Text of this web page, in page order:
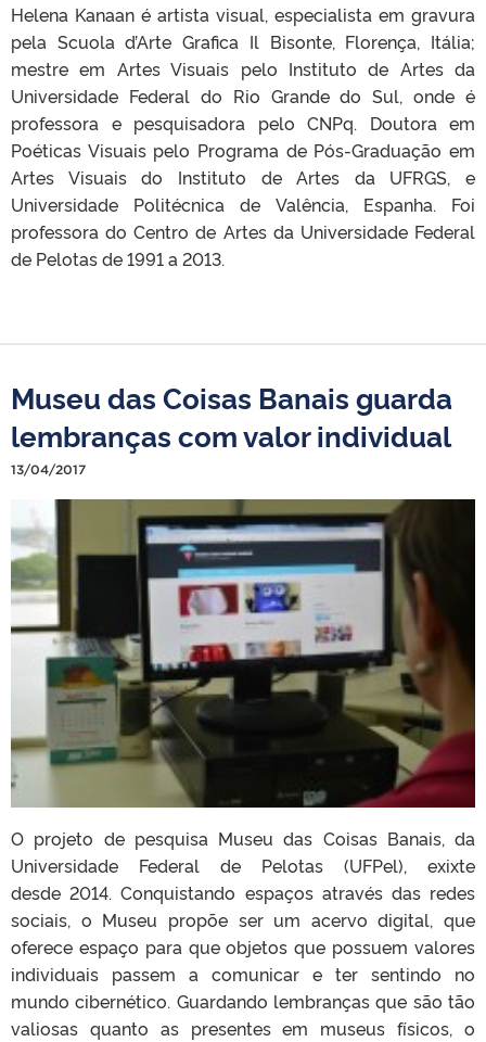
Helena Kanaan é artista visual, especialista em gravura
pela Scuola d’Arte Grafica Il Bisonte, Florença, Itália;
mestre em Artes Visuais pelo Instituto de Artes da
Universidade Federal do Rio Grande do Sul, onde é
professora e pesquisadora pelo CNPq. Doutora em
Poéticas Visuais pelo Programa de Pós-Graduação em
Artes Visuais do Instituto de Artes da UFRGS, e
Universidade Politécnica de Valência, Espanha. Foi
professora do Centro de Artes da Universidade Federal
de Pelotas de 1991 a 2013.
Museu das Coisas Banais guarda
lembranças com valor individual
13/04/2017
O projeto de pesquisa Museu das Coisas Banais, da
Universidade Federal de Pelotas (UFPel), exixte
desde 2014. Conquistando espaços através das redes
sociais, o Museu propõe ser um acervo digital, que
oferece espaço para que objetos que possuem valores
individuais passem a comunicar e ter sentindo no
mundo cibernético. Guardando lembranças que são tão
valiosas quanto as presentes em museus físicos, o